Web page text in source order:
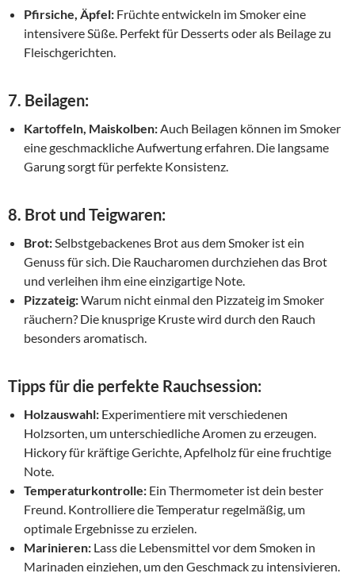
Pfirsiche, Äpfel: Früchte entwickeln im Smoker eine
intensivere Süße. Perfekt für Desserts oder als Beilage zu
Fleischgerichten.
7. Beilagen:
Kartoffeln, Maiskolben:Auch Beilagen können im Smoker
eine geschmackliche Aufwertung erfahren. Die langsame
Garung sorgt für perfekte Konsistenz.
8. Brot und Teigwaren:
Brot:Selbstgebackenes Brot aus dem Smoker ist ein
Genuss für sich. Die Raucharomen durchziehen das Brot
und verleihen ihm eine einzigartige Note.
Pizzateig:Warum nicht einmal den Pizzateig im Smoker
räuchern? Die knusprige Kruste wird durch den Rauch
besonders aromatisch.
Tipps für die perfekte Rauchsession:
Holzauswahl: Experimentiere mit verschiedenen
Holzsorten, um unterschiedliche Aromen zu erzeugen.
Hickory für kräftige Gerichte, Apfelholz für eine fruchtige
Note.
Temperaturkontrolle: Ein Thermometer ist dein bester
Freund. Kontrolliere die Temperatur regelmäßig, um
optimale Ergebnisse zu erzielen.
Marinieren: Lass die Lebensmittel vor dem Smoken in
Marinaden einziehen, um den Geschmack zu intensivieren.